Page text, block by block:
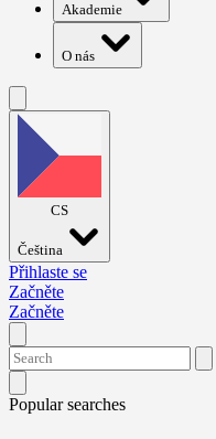
Akademie
O nás
CS
Čeština
Přihlaste se
Začněte
Začněte
Popular searches